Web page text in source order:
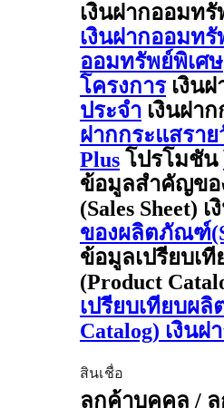
เงินฝากออมทรั
เงินฝากออมท
ออมทรัพย์พิเศษ
โครงการ เงิน
ประจำ เงินฝา
ฝากกระแสรา
Plus โปรโมชัน
ข้อมูลสำคัญข
(Sales Sheet) เ
ของผลิตภัณฑ์
ข้อมูลเปรียบเ
(Product
เปรียบเทียบผ
Catalog) เงินฝ
สินเชื่อ
ลูกค้าบุคคล /